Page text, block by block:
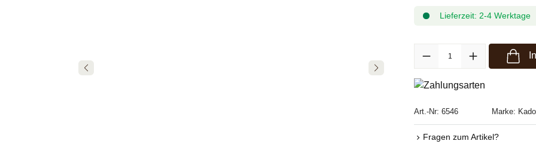
Lieferzeit: 2-4 Werktage
Produkt Anzahl: Gib den
Art.-Nr: 6546 Marke:
Fragen zum Artikel?